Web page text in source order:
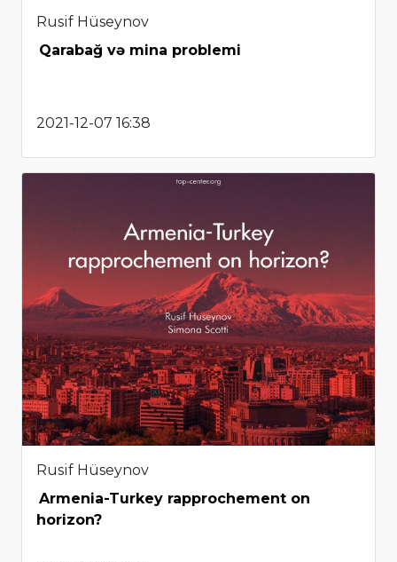
Rusif Hüseynov
Qarabağ və mina problemi
2021-12-07 16:38
Rusif Hüseynov
Armenia-Turkey rapprochement on
horizon?